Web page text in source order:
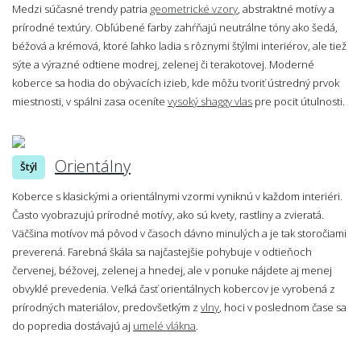
Medzi súčasné trendy patria geometrické vzory , abstraktné motívy a
prírodné textúry. Obľúbené farby zahŕňajú neutrálne tóny ako šedá,
béžová a krémová, ktoré ľahko ladia s rôznymi štýlmi interiérov, ale tiež
sýte a výrazné odtiene modrej, zelenej či terakotovej. Moderné
koberce sa hodia do obývacích izieb, kde môžu tvoriť ústredný prvok
miestnosti, v spálni zasa oceníte vysoký shaggy vlas pre pocit útulnosti.
Štýl Orientálny
Koberce s klasickými a orientálnymi vzormi vyniknú v každom interiéri.
Často vyobrazujú prírodné motívy, ako sú kvety, rastliny a zvieratá.
Väčšina motívov má pôvod v časoch dávno minulých a je tak storočiami
preverená. Farebná škála sa najčastejšie pohybuje v odtieňoch
červenej, béžovej, zelenej a hnedej, ale v ponuke nájdete aj menej
obvyklé prevedenia. Veľká časť orientálnych kobercov je vyrobená z
prírodných materiálov, predovšetkým z vlny , hoci v poslednom čase sa
do popredia dostávajú aj umelé vlákna